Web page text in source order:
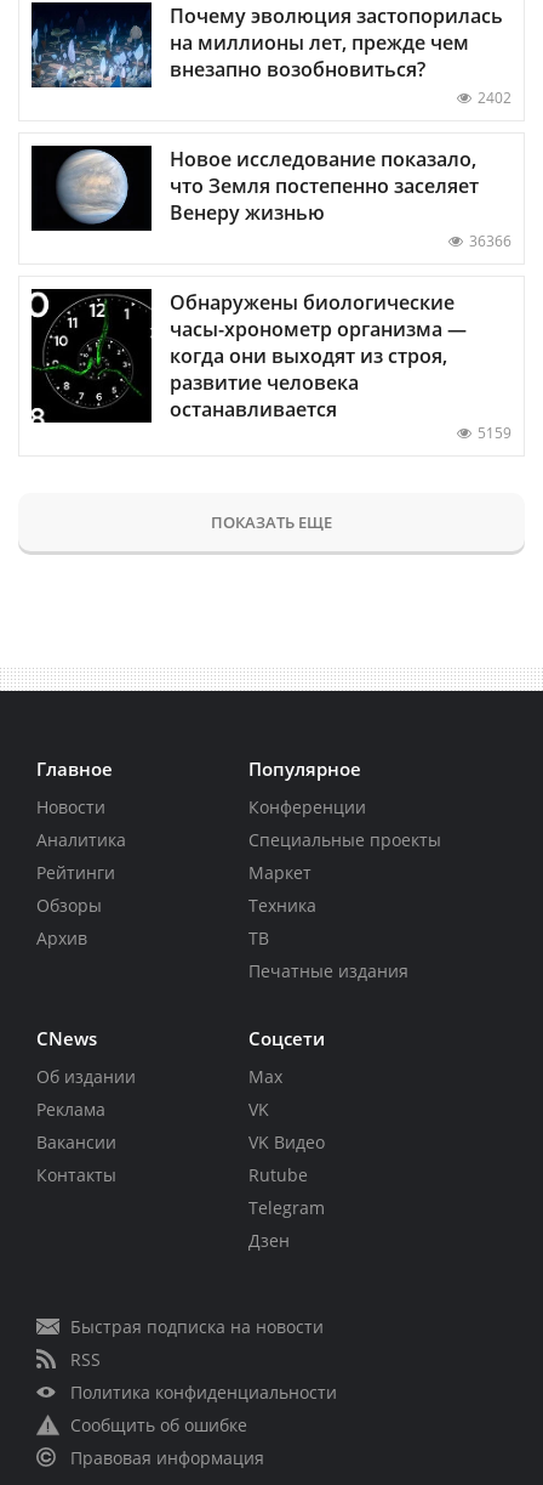
Почему эволюция застопорилась
на миллионы лет, прежде чем
внезапно возобновиться?
2402
Новое исследование показало,
что Земля постепенно заселяет
Венеру жизнью
36366
Обнаружены биологические
часы-хронометр организма —
когда они выходят из строя,
развитие человека
останавливается
5159
ПОКАЗАТЬ ЕЩЕ
Главное
Новости
Аналитика
Рейтинги
Обзоры
Архив
Популярное
Конференции
Специальные проекты
Маркет
Техника
ТВ
Печатные издания
CNews
Об издании
Реклама
Вакансии
Контакты
Соцсети
Max
VK
VK Видео
Rutube
Telegram
Дзен
Быстрая подписка на новости
RSS
Политика конфиденциальности
Сообщить об ошибке
Правовая информация